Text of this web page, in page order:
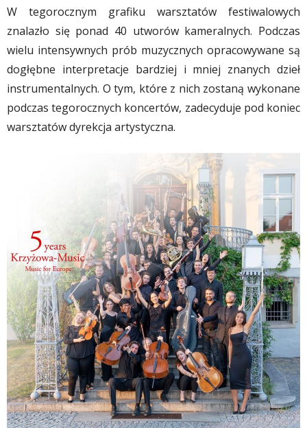
W tegorocznym grafiku warsztatów festiwalowych
znalazło się ponad 40 utworów kameralnych. Podczas
wielu intensywnych prób muzycznych opracowywane są
dogłębne interpretacje bardziej i mniej znanych dzieł
instrumentalnych. O tym, które z nich zostaną wykonane
podczas tegorocznych koncertów, zadecyduje pod koniec
warsztatów dyrekcja artystyczna.